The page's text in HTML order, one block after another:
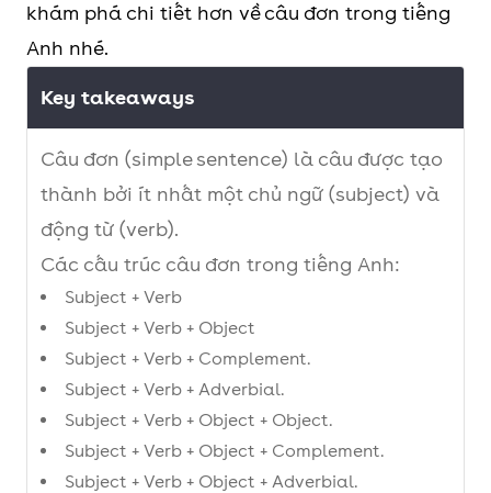
khám phá chi tiết hơn về câu đơn trong tiếng
Anh nhé.
Key takeaways
Câu đơn (simple sentence) là câu được tạo
thành bởi ít nhất một chủ ngữ (subject) và
động từ (verb).
Các cấu trúc câu đơn trong tiếng Anh:
Subject + Verb
Subject + Verb + Object
Subject + Verb + Complement.
Subject + Verb + Adverbial.
Subject + Verb + Object + Object.
Subject + Verb + Object + Complement.
Subject + Verb + Object + Adverbial.